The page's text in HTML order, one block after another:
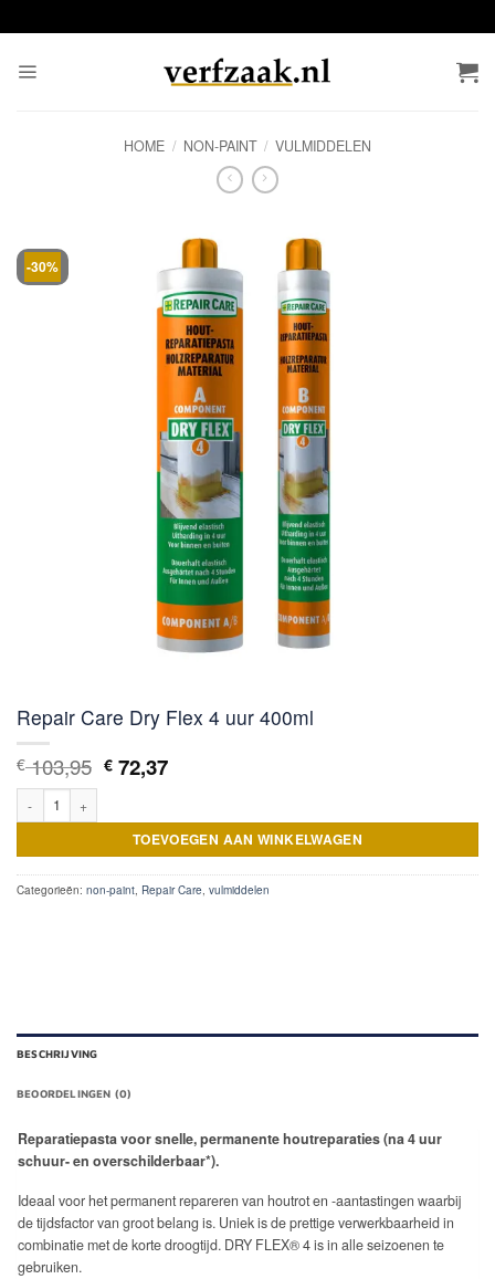
naar
HOME / NON-PAINT / VULMIDDELEN
-30%
Repair Care Dry Flex 4 uur 400ml
€103,95 Oorspronkelijke
prijs
€ 103,95.
€72,37Huidige
€ 72,37.
Repair Care Dry Flex 4 uur 400ml aantal
TOEVOEGEN AAN WINKELWAGEN
Categorieën: non-paint, Repair Care, vulmiddelen
BESCHRIJVING
BEOORDELINGEN (0)
Reparatiepasta voor snelle, permanente houtreparaties (na 4 uur
schuur- en overschilderbaar*).
Ideaal voor het permanent repareren van houtrot en -aantastingen waarbij
de tijdsfactor van groot belang is. Uniek is de prettige verwerkbaarheid in
combinatie met de korte droogtijd. DRY FLEX® 4 is in alle seizoenen te
gebruiken.